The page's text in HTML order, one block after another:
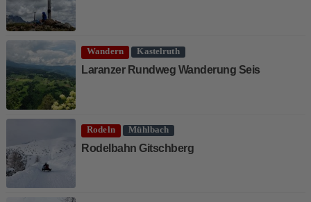
Wandern Kastelruth
Laranzer Rundweg Wanderung Seis
Rodeln Mühlbach
Rodelbahn Gitschberg